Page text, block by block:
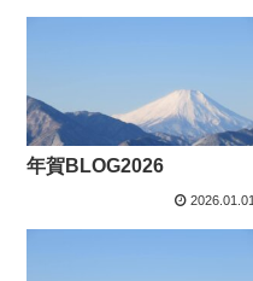
年賀BLOG2026
2026.01.01